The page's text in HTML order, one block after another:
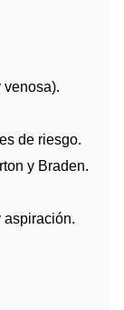
venosa).
de riesgo.
y Braden.
aspiración.